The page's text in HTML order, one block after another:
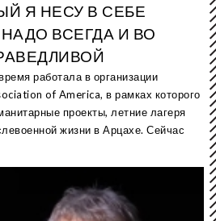
Я НЕСУ В СЕБЕ
ВСЕГДА И ВО
работала в организации
of America, в рамках которого
проекты, летние лагеря
жизни в Арцахе. Сейчас